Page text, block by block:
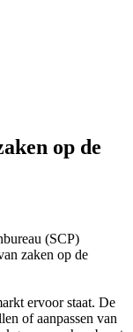
op de
(SCP)
zaken op de
ervoor staat. De
of aanpassen van